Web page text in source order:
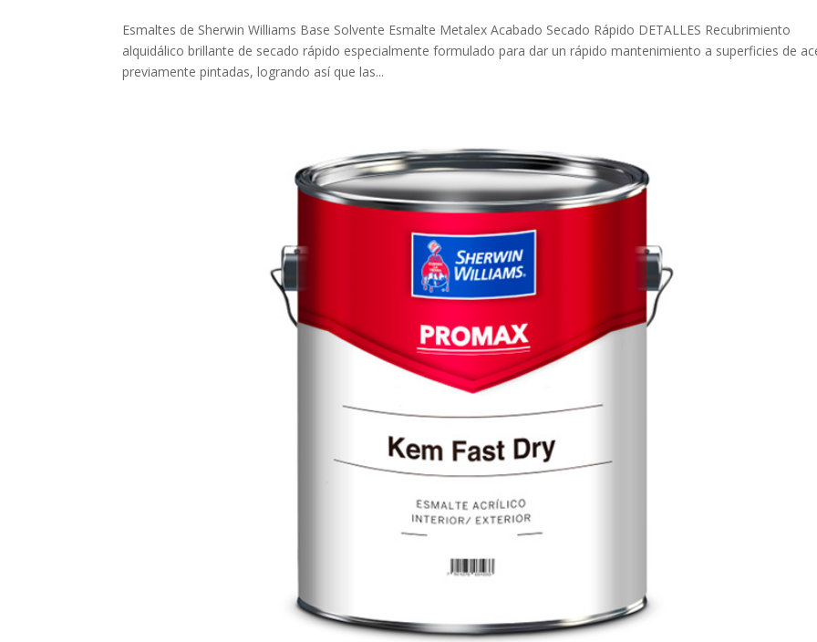
Esmaltes de Sherwin Williams Base Solvente Esmalte Metalex Acabado Secado Rápido DETALLES Recubrimiento
alquidálico brillante de secado rápido especialmente formulado para dar un rápido mantenimiento a superficies de
previamente pintadas, logrando así que las...